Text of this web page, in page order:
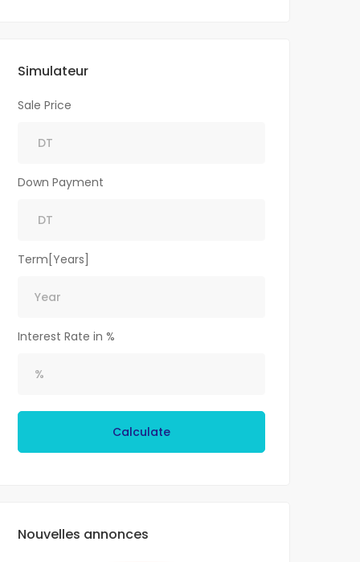
Simulateur
Sale Price
Down Payment
Term[Years]
Interest Rate in %
Calculate
Nouvelles annonces